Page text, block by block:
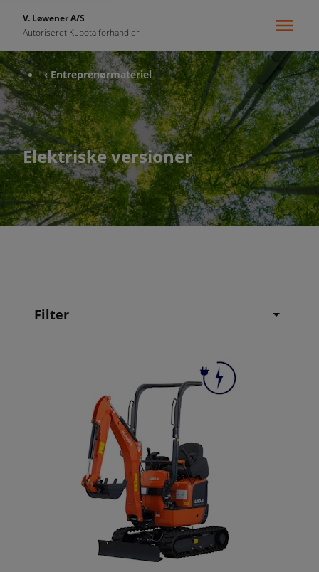
V. Løwener A/S
Autoriseret Kubota forhandler
‹ Entreprenørmateriel
Elektriske versioner
Filter